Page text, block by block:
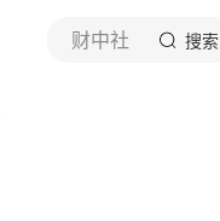
财中社 搜索